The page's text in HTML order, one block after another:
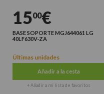
1500€
BASE SOPORTE MGJ644061 LG
40LF630V-ZA
Últimas unidades
Añadir a la cesta
+ Añadir a mi lista de favoritos